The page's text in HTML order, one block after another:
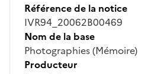
Référence de la notice
IVR94_20062B00469
Nom de la base
Photographies (Mémoire)
Producteur